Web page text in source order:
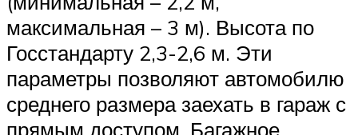
максимальная – 3 м). Высота по
Госстандарту 2,3-2,6 м. Эти
параметры позволяют автомобилю
среднего размера заехать в гараж с
прямым доступом. Багажное